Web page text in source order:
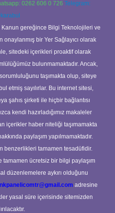
0262 606 0 726 Telegram:
Kanun gereğince Bilgi Teknolojileri ve
onaylanmış bir Yer Sağlayıcı olarak
sitedeki içerikleri proaktif olarak
bulunmamaktadır. Ancak,
taşımakta olup, siteye
etmiş sayılırlar. Bu internet sitesi,
şahıs şirketi ile hiçbir bağlantısı
kendi hazırladığımız makaleler
içerikler haber niteliği taşımamakta
paylaşım yapılmamaktadır.
benzerlikleri tamamen tesadüfidir.
tamamen ücretsiz bir bilgi paylaşım
düzenlemelere aykırı olduğunu
adresine
yasal süre içerisinde sitemizden